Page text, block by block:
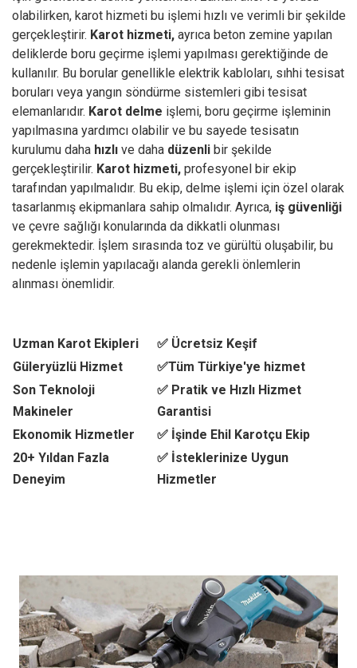
olabilirken, karot hizmeti bu işlemi hızlı ve verimli bir şekilde
gerçekleştirir. Karot hizmeti, ayrıca beton zemine yapılan
deliklerde boru geçirme işlemi yapılması gerektiğinde de
kullanılır. Bu borular genellikle elektrik kabloları, sıhhi tesisat
boruları veya yangın söndürme sistemleri gibi tesisat
elemanlarıdır. Karot delme işlemi, boru geçirme işleminin
yapılmasına yardımcı olabilir ve bu sayede tesisatın
kurulumu daha hızlı ve daha düzenli bir şekilde
gerçekleştirilir. Karot hizmeti, profesyonel bir ekip
tarafından yapılmalıdır. Bu ekip, delme işlemi için özel olarak
tasarlanmış ekipmanlara sahip olmalıdır. Ayrıca, iş güvenliği
ve çevre sağlığı konularında da dikkatli olunması
gerekmektedir. İşlem sırasında toz ve gürültü oluşabilir, bu
nedenle işlemin yapılacağı alanda gerekli önlemlerin
alınması önemlidir.
Uzman Karot Ekipleri
✅ Ücretsiz Keşif
Güleryüzlü Hizmet
✅Tüm Türkiye'ye hizmet
Son Teknoloji
Makineler
✅ Pratik ve Hızlı Hizmet
Garantisi
Ekonomik Hizmetler
✅ İşinde Ehil Karotçu Ekip
20+ Yıldan Fazla
Deneyim
✅ İsteklerinize Uygun
Hizmetler